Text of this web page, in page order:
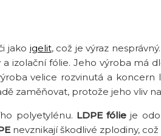
jako igelit, což je výraz
izolační fólie. Jeho výroba má
velice rozvinutá a
zaměňovat, protože jeho vliv
polyetylénu. LDPE fólie je
nevznikají škodlivé zplodiny,